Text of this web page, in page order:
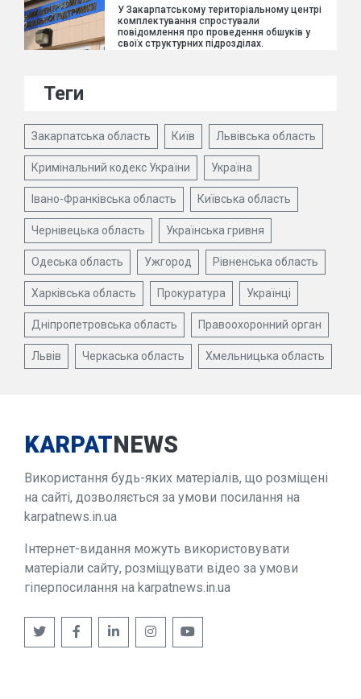
У Закарпатському територіальному центрі
комплектування спростували
повідомлення про проведення обшуків у
своїх структурних підрозділах.
Теги
Закарпатська область Київ Львівська область
Кримінальний кодекс України Україна
Івано-Франківська область Київська область
Чернівецька область Українська гривня
Одеська область Ужгород Рівненська область
Харківська область Прокуратура Українці
Дніпропетровська область Правоохоронний орган
Львів Черкаська область Хмельницька область
KARPATNEWS
Використання будь-яких матеріалів, що розміщені
на сайті, дозволяється за умови посилання на
karpatnews.in.ua
Інтернет-видання можуть використовувати
матеріали сайту, розміщувати відео за умови
гіперпосилання на karpatnews.in.ua